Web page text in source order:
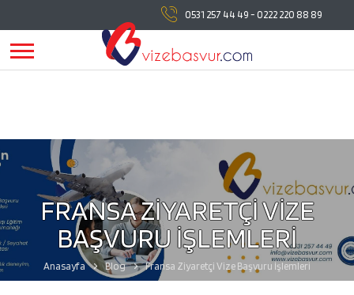
tüm vize başvuru işlemlerinde
yanınızda!vizebasvur.comgünümüzün sürekli değişen
koşullarına uygun olarak farklı alanlarda hizmet vermeye,
hizmetlerine yeni konular eklemeye devam ediyor.
0531 257 44 49 - 0222 220 88 89
FRANSA ZİYARETÇİ VİZE
BAŞVURU İŞLEMLERİ
Anasayfa Blog Fransa Ziyaretçi Vize Başvuru İşlemleri